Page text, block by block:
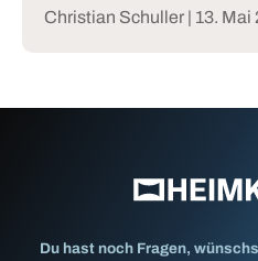
Christian Schuller | 13. Mai
Du hast noch Fragen,